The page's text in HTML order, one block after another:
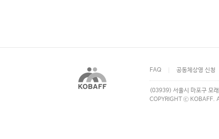
FAQ 공동체상영 신청
(03939) 서울시 마포구 모
COPYRIGHT ⓒ KOBAFF.